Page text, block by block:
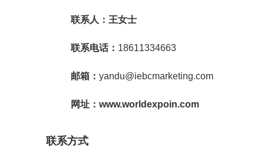
联系人： 王女士
联系电话： 18611334663
邮箱： yandu@iebcmarketing.com
网址： www.worldexpoin.com
联系方式